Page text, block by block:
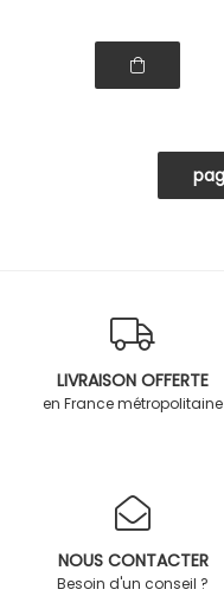
LIVRAISON OFFERTE
en France métropolitaine
NOUS CONTACTER
Besoin d'un conseil ?